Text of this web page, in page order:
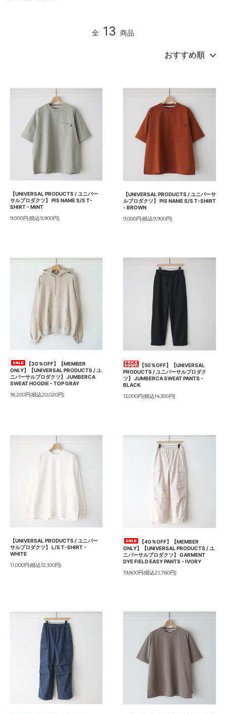
全 13 商品
【UNIVERSAL PRODUCTS / ユニバー
サルプロダクツ】 PIS NAME S/S T-
SHIRT - MINT
9,000円(税込9,900円)
【UNIVERSAL PRODUCTS / ユニバーサ
ルプロダクツ】 PIS NAME S/S T-SHIRT
- BROWN
9,000円(税込9,900円)
【30％OFF】【MEMBER
ONLY】【UNIVERSAL PRODUCTS / ユ
ニバーサルプロダクツ】 JUMBERCA
SWEAT HOODIE - TOP GRAY
18,200円(税込20,020円)
【50％OFF】【UNIVERSAL
PRODUCTS / ユニバーサルプロダク
ツ】 JUMBERCA SWEAT PANTS -
BLACK
13,000円(税込14,300円)
【UNIVERSAL PRODUCTS / ユニバー
サルプロダクツ】 L/S T-SHIRT -
WHITE
11,000円(税込12,100円)
【40％OFF】【MEMBER
ONLY】【UNIVERSAL PRODUCTS / ユ
ニバーサルプロダクツ】 GARMENT
DYE FIELD EASY PANTS - IVORY
19,800円(税込21,780円)